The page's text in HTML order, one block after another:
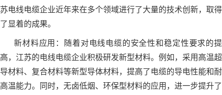
苏电线电缆企业近年来在多个领域进行了大量的技术创新，取得
了显着的成果。
新材料应用：随着对电线电缆的安全性和稳定性要求的提
高，江苏的电线电缆企业积极研发新型材料。例如，采用高温超
导材料、复合材料等新型导体材料，提高了电缆的导电性能和耐
高温能力。同时，无卤低烟、环保型材料的应用，进一步提升了